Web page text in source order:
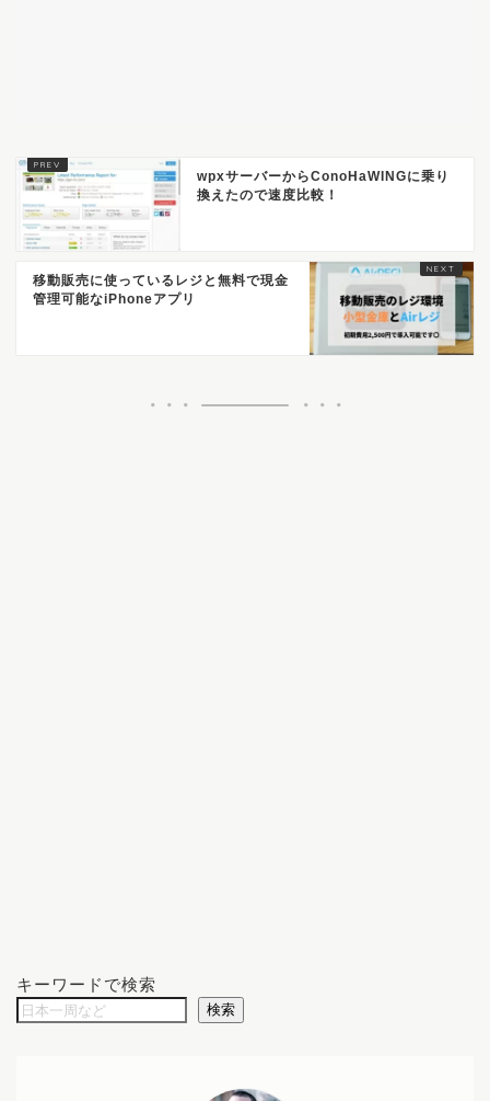
wpxサーバーからConoHaWINGに乗り
換えたので速度比較！
移動販売に使っているレジと無料で現金
管理可能なiPhoneアプリ
キーワードで検索
検索